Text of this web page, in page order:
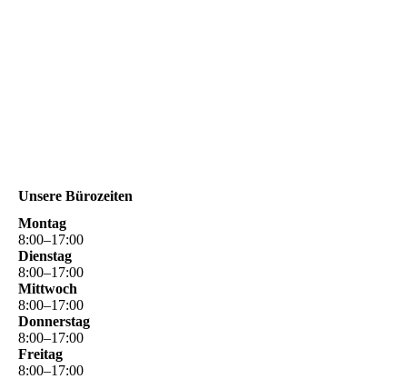
Unsere Bürozeiten
Montag
8:00–17:00
Dienstag
8:00–17:00
Mittwoch
8:00–17:00
Donnerstag
8:00–17:00
Freitag
8:00–17:00